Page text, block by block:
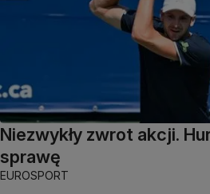
Niezwykły zwrot akcji.
sprawę
EUROSPORT